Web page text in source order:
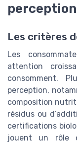
Les critères
Les
attention
consomment.
perception,
composition
résidus ou
certifications
jouent un rôle